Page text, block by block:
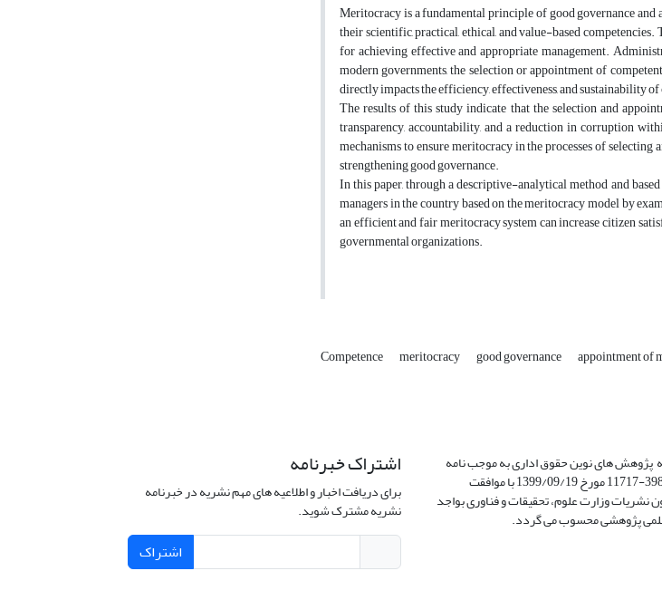
Meritocracy is a fundamental principle of good governance
their scientific, practical, ethical, and value-based
for achieving effective and appropriate management.
modern governments, the selection or appointment of
directly impacts the efficiency, effectiveness, and sustainability
The results of this study indicate that the selection and
transparency, accountability, and a reduction in corruption
mechanisms to ensure meritocracy in the processes of
strengthening good governance.
In this paper, through a descriptive-analytical method and
managers in the country based on the meritocracy model by
an efficient and fair meritocracy system can increase citizen
governmental organizations.
Competence meritocracy good governance appointment of
پژوهش های نوین حقوق اداری به موجب نامه
شماره 398-11717 مورخ 1399/09/19 با موافقت
نشریات وزارت علوم، تحقیقات و فناوری بواجد
پژوهشی محسوب می گردد.
اشتراک خبرنامه
برای دریافت اخبار و اطلاعیه های مهم نشریه در خبرنامه
نشریه مشترک شوید.
اشتراک